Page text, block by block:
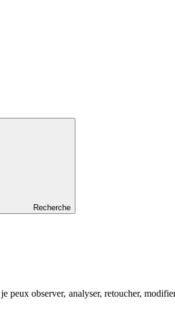
Recherche
peux observer, analyser, retoucher,